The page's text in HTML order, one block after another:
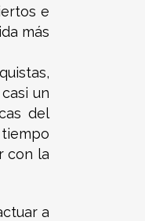
e
más
un
del
con la
a